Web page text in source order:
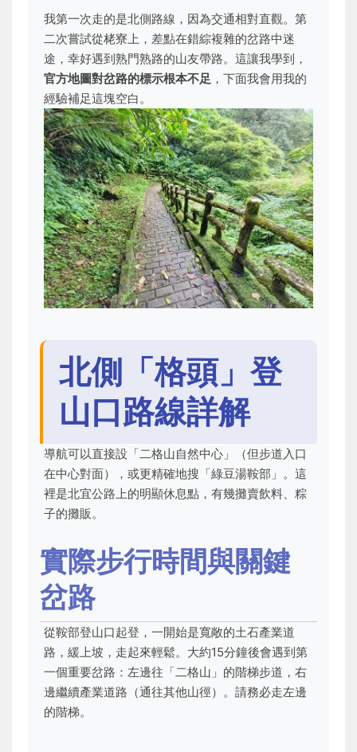
我第一次走的是北側路線，因為交通相對直觀。第
二次嘗試從栳寮上，差點在錯綜複雜的岔路中迷
途，幸好遇到熟門熟路的山友帶路。這讓我學到，
官方地圖對岔路的標示根本不足 ，下面我會用我的
經驗補足這塊空白。
北側「格頭」登
山口路線詳解
導航可以直接設「二格山自然中心」（但步道入口
在中心對面），或更精確地搜「綠豆湯鞍部」。這
裡是北宜公路上的明顯休息點，有幾攤賣飲料、粽
子的攤販。
實際步行時間與關鍵
岔路
從鞍部登山口起登，一開始是寬敞的土石產業道
路，緩上坡，走起來輕鬆。大約15分鐘後會遇到第
一個重要岔路：左邊往「二格山」的階梯步道，右
邊繼續產業道路（通往其他山徑）。請務必走左邊
的階梯。